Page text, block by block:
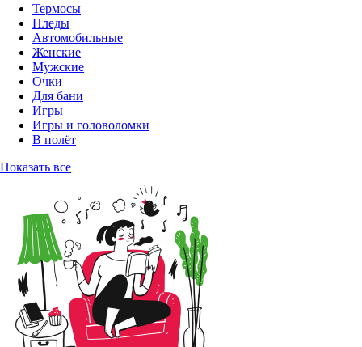
Термосы
Пледы
Автомобильные
Женские
Мужские
Очки
Для бани
Игры
Игры и головоломки
В полёт
Показать все